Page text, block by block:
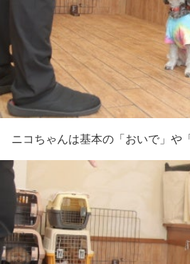
ニコちゃんは基本の「おいで」や